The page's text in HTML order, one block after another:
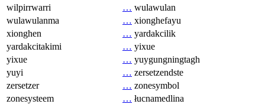
wilpirrwarri
… wulawulan
wulawulanma
… xionghefayu
xionghen
… yardakcilik
yardakcitakimi
… yixue
yixue
… yuygungningtagh
yuyi
… zersetzendste
zersetzer
… zonesymbol
zonesysteem
… łucnamedlina